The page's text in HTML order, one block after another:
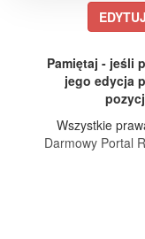
Pamiętaj - jeśli
jego edycja
Wszystkie
Darmowy Portal